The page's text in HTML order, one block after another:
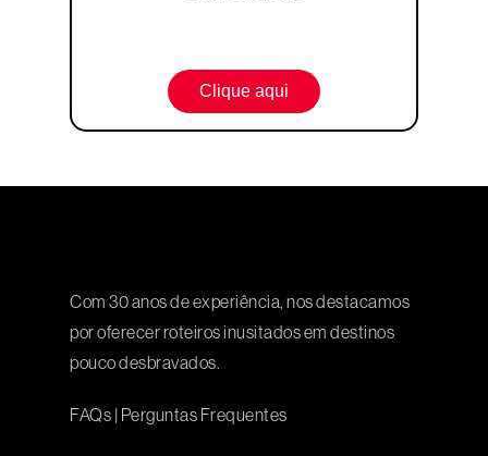
Clique aqui
Com 30 anos de experiência, nos destacamos
por oferecer roteiros inusitados em destinos
pouco desbravados.
FAQs | Perguntas Frequentes